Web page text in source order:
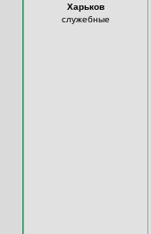
Харьков
служебные